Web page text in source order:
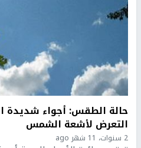
حالة الطقس: أجواء شديدة
التعرض لأشعة الشمس
2 سنوات، 11 شهر ago